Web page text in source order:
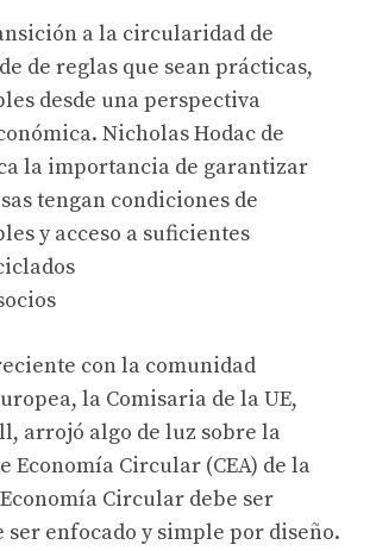
a la circularidad de
de reglas que sean prácticas,
desde una perspectiva
Nicholas Hodac de
la importancia de garantizar
tengan condiciones de
y acceso a suficientes
con la comunidad
la Comisaria de la UE,
arrojó algo de luz sobre la
Economía Circular (CEA) de la
Economía Circular debe ser
ser enfocado y simple por diseño.